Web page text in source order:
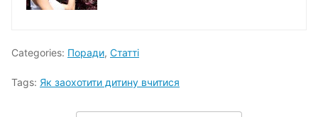
Categories: Поради, Статті
Tags: Як заохотити дитину вчитися